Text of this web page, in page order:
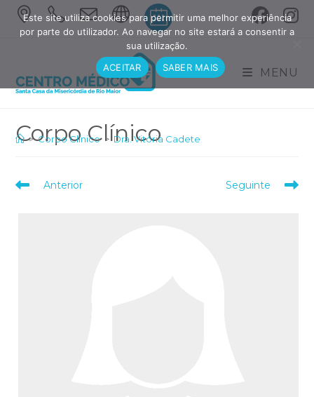
Skip
MENU
> Corpo Clínico > Dra. Vitória Cadete
Read
Anterior Seguinte
Este site utiliza cookies para permitir uma melhor experiência
por parte do utilizador. Ao navegar no site estará a consentir a
sua utilização.
ACEITAR
SABER MAIS